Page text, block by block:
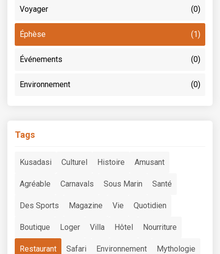
Voyager (0)
Éphèse (1)
Événements (0)
Environnement (0)
Tags
Kusadasi Culturel Histoire Amusant
Agréable Carnavals Sous Marin Santé
Des Sports Magazine Vie Quotidien
Boutique Loger Villa Hôtel Nourriture
Restaurant Safari Environnement Mythologie